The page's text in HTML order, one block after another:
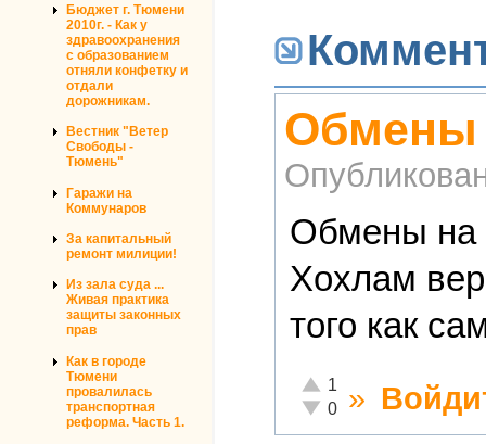
Бюджет г. Тюмени
2010г. - Как у
здравоохранения
с образованием
отняли конфетку и
отдали
дорожникам.
Вестник "Ветер
Свободы -
Тюмень"
Гаражи на
Коммунаров
За капитальный
ремонт милиции!
Из зала суда ...
Живая практика
защиты законных
прав
Как в городе
Тюмени
провалилась
транспортная
реформа. Часть 1.
Обмены
Обмены на
Хохлам
того как
Отлично!
1
Неадекватно!
0 »